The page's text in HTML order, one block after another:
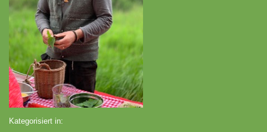
Kategorisiert in: